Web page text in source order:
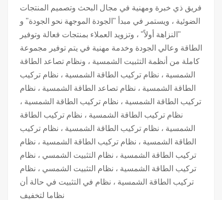
فريق ذي خبرة ومهنية في مجال البحث وتصميم المنتجات
الضوئية ، ويستمر في مبدأ "الجودة الموجهة نحو الجودة" و
"النزاهة أولاً" ، وتزويد العملاء بمنتجات فعالة وتوفير
الطاقة وعالي الجودة وخدمة مهنية في يتم توفير مجموعة
كاملة من أنظمة التثبيت الشمسية ، ونظام تصاعد الطاقة
الشمسية ، نظام تركيب الطاقة الشمسية ، نظام تركيب
الطاقة الشمسية ، نظام تصاعد الطاقة الشمسية ، نظام
تركيب الطاقة الشمسية ، نظام تركيب الطاقة الشمسية ،
نظام تركيب الطاقة الشمسية ، نظام تركيب الطاقة
الشمسية ، نظام تركيب الطاقة الشمسية ، نظام تركيب
الطاقة الشمسية ، نظام تركيب الطاقة الشمسية ، نظام
تركيب الطاقة الشمسية ، نظام التثبيت الشمسي ، نظام
تركيب الطاقة الشمسية ، نظام التثبيت الشمسي ، نظام
تركيب الطاقة الشمسية ، نظام في التثبيت في حالة أن
نظاما لتخفيف